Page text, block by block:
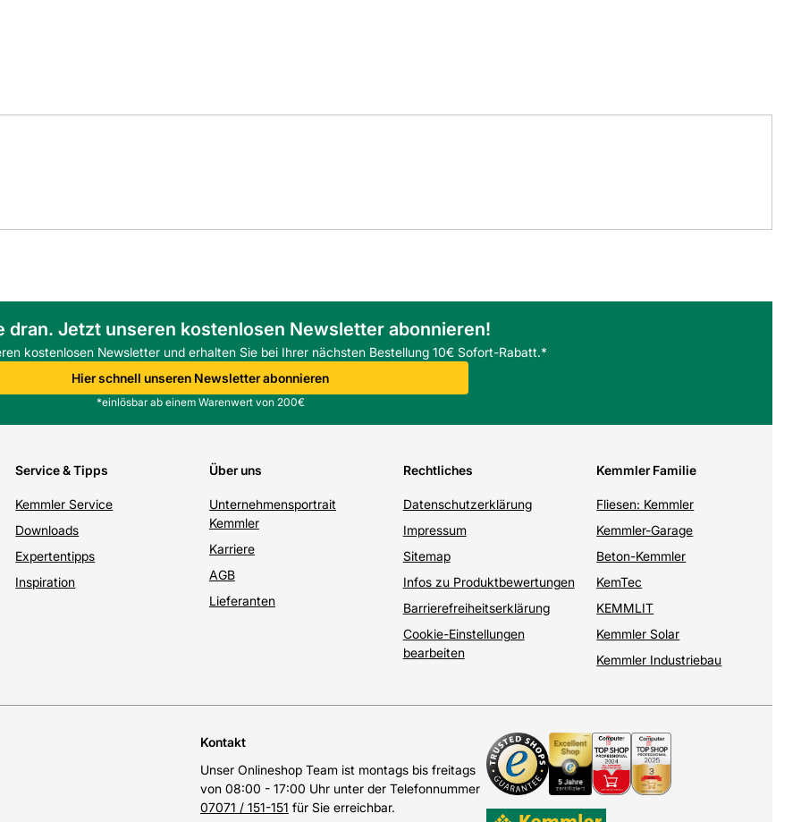
dran. Jetzt unseren kostenlosen Newsletter abonnieren!
kostenlosen Newsletter und erhalten Sie bei Ihrer nächsten Bestellung 10€ Sofort-Rabatt.*
Hier schnell unseren Newsletter abonnieren
*einlösbar ab einem Warenwert von 200€
Service & Tipps
Kemmler Service
Downloads
Expertentipps
Inspiration
Über uns
Unternehmensportrait
Kemmler
Karriere
AGB
Lieferanten
Rechtliches
Datenschutzerklärung
Impressum
Sitemap
Infos zu Produktbewertungen
Barrierefreiheitserklärung
Cookie-Einstellungen
bearbeiten
Kemmler Familie
Fliesen: Kemmler
Kemmler-Garage
Beton-Kemmler
KemTec
KEMMLIT
Kemmler Solar
Kemmler Industriebau
Kontakt
Unser Onlineshop Team ist montags bis freitags
von 08:00 - 17:00 Uhr unter der Telefonnummer
07071 / 151-151 für Sie erreichbar.